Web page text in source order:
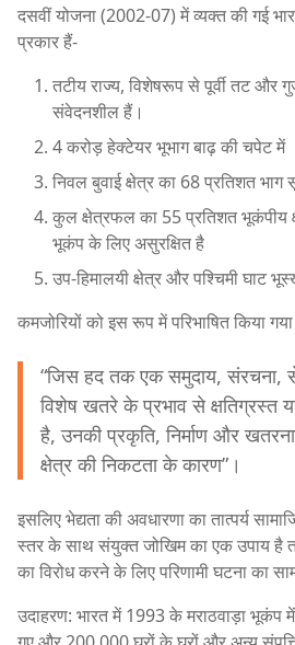
दसवीं योजना (2002-07) में व्यक्त की गई
प्रकार हैं-
तटीय राज्य, विशेषरूप से पूर्वी तट और
संवेदनशील हैं।
4 करोड़ हेक्टेयर भूभाग बाढ़ की चपेट में
निवल बुवाई क्षेत्र का 68 प्रतिशत
कुल क्षेत्रफल का 55 प्रतिशत भूकंपीय
भूकंप के लिए असुरक्षित है
उप-हिमालयी क्षेत्र और पश्चिमी घाट
कमजोरियों को इस रूप में परिभाषित किया
“जिस हद तक एक समुदाय, संरचना,
विशेष खतरे के प्रभाव से क्षतिग्रस्त
है, उनकी प्रकृति, निर्माण और
क्षेत्र की निकटता के कारण”।
इसलिए भेद्यता की अवधारणा का तात्पर्य
स्तर के साथ संयुक्त जोखिम का एक उपाय है
का विरोध करने के लिए परिणामी घटना का
उदाहरण: भारत में 1993 के मराठवाड़ा भूकंप